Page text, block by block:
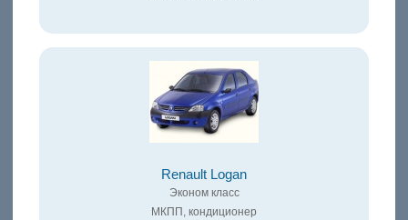
Renault Logan
Эконом класс
МКПП, кондиционер